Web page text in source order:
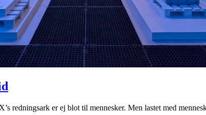
redningsark er ej blot til mennesker. Men lastet med